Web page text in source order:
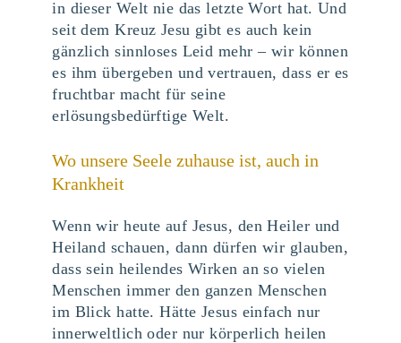
in dieser Welt nie das letzte Wort hat. Und
seit dem Kreuz Jesu gibt es auch kein
gänzlich sinnloses Leid mehr – wir können
es ihm übergeben und vertrauen, dass er es
fruchtbar macht für seine
erlösungsbedürftige Welt.
Wo unsere Seele zuhause ist, auch in
Krankheit
Wenn wir heute auf Jesus, den Heiler und
Heiland schauen, dann dürfen wir glauben,
dass sein heilendes Wirken an so vielen
Menschen immer den ganzen Menschen
im Blick hatte. Hätte Jesus einfach nur
innerweltlich oder nur körperlich heilen